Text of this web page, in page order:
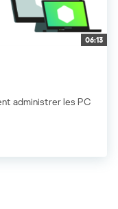
06:13
administrer les PC